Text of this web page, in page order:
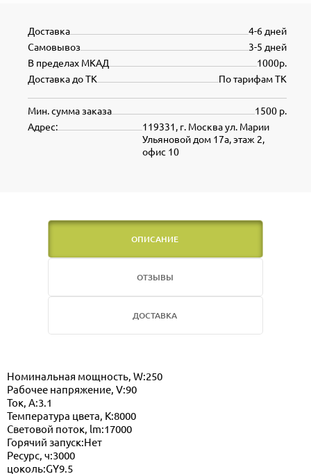
4-6 дней
Доставка
3-5 дней
Самовывоз
1000р.
В пределах МКАД
По тарифам ТК
Доставка до ТК
1500 р.
Мин. сумма заказа
119331, г. Москва ул. Марии
Ульяновой дом 17а, этаж 2,
офис 10
Адрес:
ОПИСАНИЕ
ОТЗЫВЫ
ДОСТАВКА
Номинальная мощность, W:250
Рабочее напряжение, V:90
Ток, А:3.1
Температура цвета, K:8000
Световой поток, lm:17000
Горячий запуск:Нет
Ресурс, ч:3000
цоколь:GY9.5